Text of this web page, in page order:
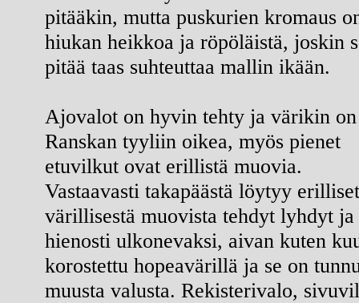
pitääkin, mutta puskurien kromaus
hiukan heikkoa ja röpöläistä, joskin
pitää taas suhteuttaa mallin ikään.
Ajovalot on hyvin tehty ja värikin on
Ranskan tyyliin oikea, myös pienet
etuvilkut ovat erillistä muovia.
Vastaavasti takapäästä löytyy
värillisestä muovista tehdyt lyhdyt
hienosti ulkonevaksi, aivan kuten
korostettu hopeavärillä ja se on
muusta valusta. Rekisterivalo,